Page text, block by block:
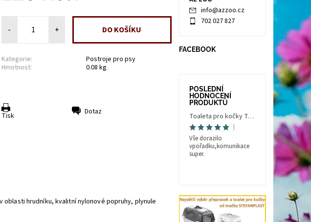
- +
Kategorie:
Postroje pro psy
Hmotnost:
0.08 kg
Tisk Dotaz
oblasti hrudníku, kvalitní nylonové popruhy, plynule
info@azzoo.cz
702 027 827
FACEBOOK
POSLEDNÍ
HODNOCENÍ
PRODUKTŮ
Toaleta pro kočky Trés Chic Indoor Filter, krytá - kočičí WC s filtrem, holubí šedá/bílá
|
Vše dorazilo
vpořadku,komunikace
super.